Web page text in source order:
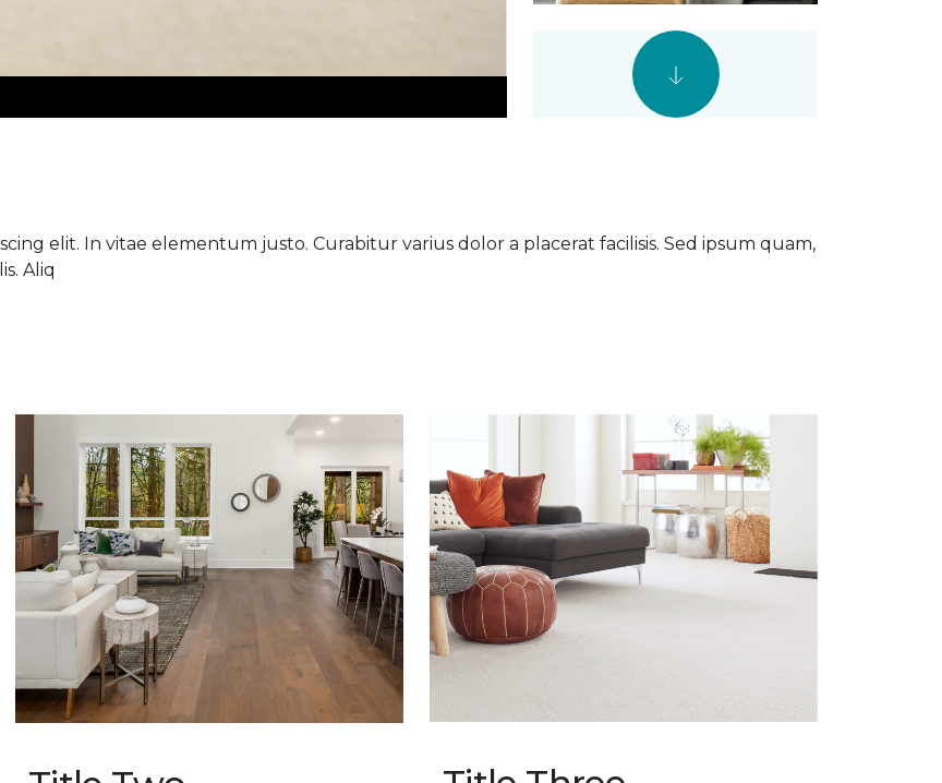
elit. In vitae elementum justo. Curabitur varius dolor a placerat facilisis. Sed ipsum quam,
Aliq